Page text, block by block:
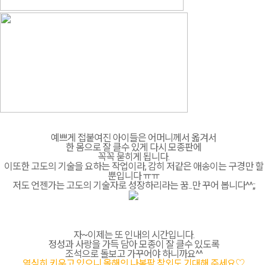
예쁘게 접붙여진 아이들은 어머니께서 옯겨서
한 몸으로 잘 클수 있게 다시 모종판에
꼭꼭 묻히게 됩니다.
이또한 고도의 기술을 요하는 작업이라, 감히 저같은 애송이는 구경만 할
뿐입니다 ㅠㅠ
저도 언젠가는 고도의 기술자로 성장하리라는 꿈...만 꾸어 봅니다^^;;
자~이제는 또 인내의 시간입니다.
정성과 사랑을 가득 담아 모종이 잘 클수 있도록
조석으로 돌보고 가꾸어야 하니까요^^